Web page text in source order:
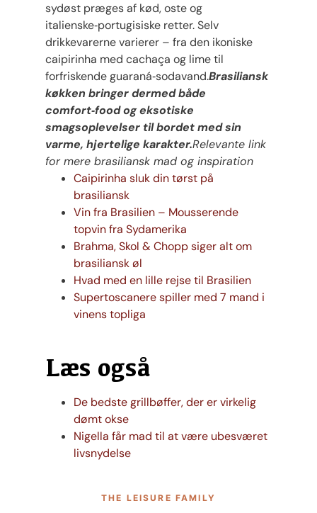
sydøst præges af kød, oste og
italienske‑portugisiske retter. Selv
drikkevarerne varierer – fra den ikoniske
caipirinha med cachaça og lime til
forfriskende guaraná‑sodavand.Brasiliansk
køkken bringer dermed både
comfort‑food og eksotiske
smagsoplevelser til bordet med sin
varme, hjertelige karakter.Relevante link
for mere brasiliansk mad og inspiration
Caipirinha sluk din tørst på
brasiliansk
Vin fra Brasilien – Mousserende
topvin fra Sydamerika
Brahma, Skol & Chopp siger alt om
brasiliansk øl
Hvad med en lille rejse til Brasilien
Supertoscanere spiller med 7 mand i
vinens topliga
Læs også
De bedste grillbøffer, der er virkelig
dømt okse
Nigella får mad til at være ubesværet
livsnydelse
THE LEISURE FAMILY